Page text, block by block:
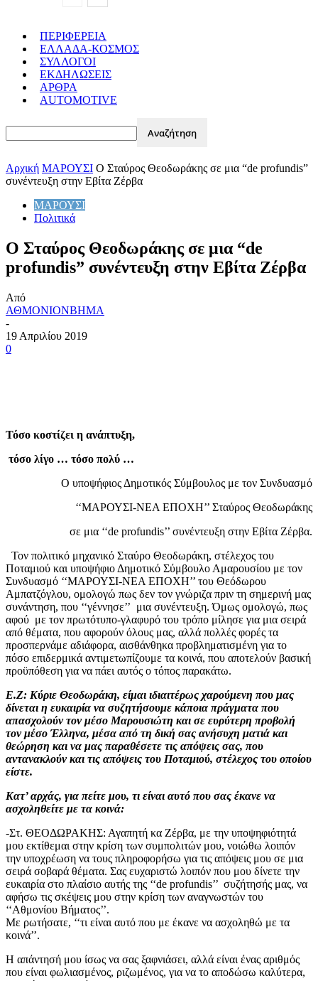
ΠΕΡΙΦΕΡΕΙΑ
ΕΛΛΑΔΑ-ΚΟΣΜΟΣ
ΣΥΛΛΟΓΟΙ
ΕΚΔΗΛΩΣΕΙΣ
ΑΡΘΡΑ
AUTOMOTIVE
Αρχική ΜΑΡΟΥΣΙ Ο Σταύρος Θεοδωράκης σε μια “de profundis”
συνέντευξη στην Εβίτα Ζέρβα
ΜΑΡΟΥΣΙ
Πολιτικά
Ο Σταύρος Θεοδωράκης σε μια “de
profundis” συνέντευξη στην Εβίτα Ζέρβα
Από
ΑΘΜΟΝΙΟΝΒΗΜΑ
-
19 Απριλίου 2019
0
Τόσο κοστίζει η ανάπτυξη,
τόσο λίγο … τόσο πολύ …
Ο υποψήφιος Δημοτικός Σύμβουλος με τον Συνδυασμό
‘‘ΜΑΡΟΥΣΙ-ΝΕΑ ΕΠΟΧΗ’’ Σταύρος Θεοδωράκης
σε μια ‘‘de profundis’’ συνέντευξη στην Εβίτα Ζέρβα.
Τον πολιτικό μηχανικό Σταύρο Θεοδωράκη, στέλεχος του
Ποταμιού και υποψήφιο Δημοτικό Σύμβουλο Αμαρουσίου με τον
Συνδυασμό ‘‘ΜΑΡΟΥΣΙ-ΝΕΑ ΕΠΟΧΗ’’ του Θεόδωρου
Αμπατζόγλου, ομολογώ πως δεν τον γνώριζα πριν τη σημερινή μας
συνάντηση, που ‘‘γέννησε’’ μια συνέντευξη. Όμως ομολογώ, πως
αφού με τον πρωτότυπο-γλαφυρό του τρόπο μίλησε για μια σειρά
από θέματα, που αφορούν όλους μας, αλλά πολλές φορές τα
προσπερνάμε αδιάφορα, αισθάνθηκα προβληματισμένη για το
πόσο επιδερμικά αντιμετωπίζουμε τα κοινά, που αποτελούν βασική
προϋπόθεση για να πάει αυτός ο τόπος παρακάτω.
Ε.Ζ: Κύριε Θεοδωράκη, είμαι ιδιαιτέρως χαρούμενη που μας
δίνεται η ευκαιρία να συζητήσουμε κάποια πράγματα που
απασχολούν τον μέσο Μαρουσιώτη και σε ευρύτερη προβολή
τον μέσο Έλληνα, μέσα από τη δική σας ανήσυχη ματιά και
θεώρηση και να μας παραθέσετε τις απόψεις σας, που
αντανακλούν και τις απόψεις του Ποταμιού, στέλεχος του οποίου
είστε.
Κατ’ αρχάς, για πείτε μου, τι είναι αυτό που σας έκανε να
ασχοληθείτε με τα κοινά:
-Στ. ΘΕΟΔΩΡΑΚΗΣ: Αγαπητή κα Ζέρβα, με την υποψηφιότητά
μου εκτίθεμαι στην κρίση των συμπολιτών μου, νοιώθω λοιπόν
την υποχρέωση να τους πληροφορήσω για τις απόψεις μου σε μια
σειρά σοβαρά θέματα. Σας ευχαριστώ λοιπόν που μου δίνετε την
ευκαιρία στο πλαίσιο αυτής της ‘‘de profundis’’ συζήτησής μας, να
αφήσω τις σκέψεις μου στην κρίση των αναγνωστών του
‘‘Αθμονίου Βήματος’’.
Με ρωτήσατε, ‘‘τι είναι αυτό που με έκανε να ασχοληθώ με τα
κοινά’’.
Η απάντησή μου ίσως να σας ξαφνιάσει, αλλά είναι ένας αριθμός
που είναι φωλιασμένος, ριζωμένος, για να το αποδώσω καλύτερα,